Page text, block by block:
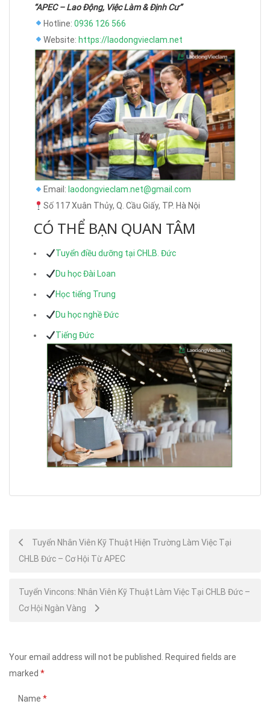
“APEC – Lao Động, Việc Làm & Định Cư”
Hotline: 0936 126 566
Website: https://laodongvieclam.net
Email: laodongvieclam.net@gmail.com
Số 117 Xuân Thủy, Q. Cầu Giấy, TP. Hà Nội
CÓ THỂ BẠN QUAN TÂM
Tuyển điều dưỡng tại CHLB. Đức
Du học Đài Loan
Học tiếng Trung
Du học nghề Đức
Tiếng Đức
Post
navigation
Tuyển Nhân Viên Kỹ Thuật Hiện Trường Làm Việc Tại
CHLB Đức – Cơ Hội Từ APEC
Tuyển Vincons: Nhân Viên Kỹ Thuật Làm Việc Tại CHLB Đức –
Cơ Hội Ngàn Vàng
Your email address will not be published.
Required fields are
marked *
Name *